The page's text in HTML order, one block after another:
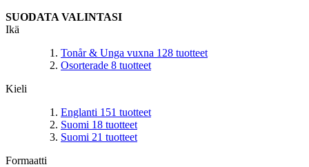
SUODATA VALINTASI
Ikä
Tonår & Unga vuxna 128 tuotteet
Osorterade 8 tuotteet
Kieli
Englanti 151 tuotteet
Suomi 18 tuotteet
Suomi 21 tuotteet
Formaatti